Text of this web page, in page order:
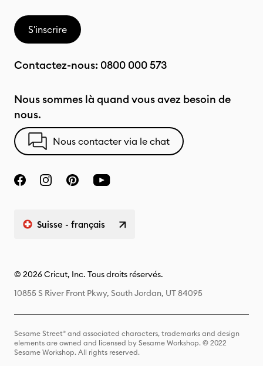
S'inscrire
Contactez-nous: 0800 000 573
Nous sommes là quand vous avez besoin de
nous.
Nous contacter via le chat
Suisse - français
© 2026 Cricut, Inc. Tous droits réservés.
10855 S River Front Pkwy, South Jordan, UT 84095
Sesame Street® and associated characters, trademarks and design
elements are owned and licensed by Sesame Workshop. © 2022
Sesame Workshop. All rights reserved.